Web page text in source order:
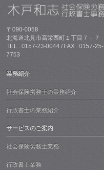
〒090-0058
北海道北見市高栄西町１丁目７－７
TEL : 0157-23-0044 / FAX : 0157-25-
7753
業務紹介
社会保険労務士の業務紹介
行政書士の業務紹介
サービスのご案内
社会保険労務士業務
行政書士業務